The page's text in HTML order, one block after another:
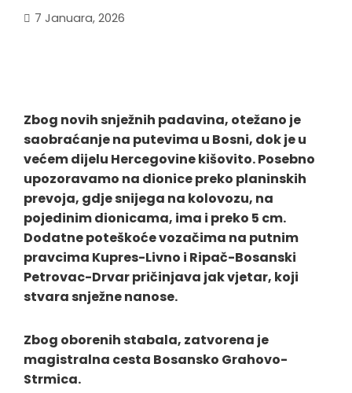
7 Januara, 2026
Zbog novih snježnih padavina, otežano je
saobraćanje na putevima u Bosni, dok je u
većem dijelu Hercegovine kišovito. Posebno
upozoravamo na dionice preko planinskih
prevoja, gdje snijega na kolovozu, na
pojedinim dionicama, ima i preko 5 cm.
Dodatne poteškoće vozačima na putnim
pravcima Kupres-Livno i Ripač-Bosanski
Petrovac-Drvar pričinjava jak vjetar, koji
stvara snježne nanose.
Zbog oborenih stabala, zatvorena je
magistralna cesta Bosansko Grahovo-
Strmica.